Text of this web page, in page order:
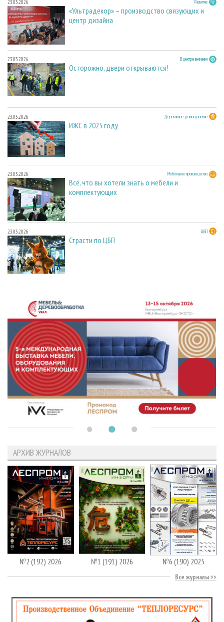
23.03.2026 Развитие
«Ультрадекор» – производство связующих и
центр дизайна
23.03.2026 В центре внимания
Осторожно, двери открываются!
23.03.2026 Деревянное домостроение
ИЖС в 2025 году
23.03.2026 Мебельное производство
Всё, что вы хотели знать о мебели и
комплектующих
23.03.2026 ЦБП
Страсти по ЦБП
АРХИВ ЖУРНАЛОВ
№2 (192) 2026 №1 (191) 2026 №6 (190) 2025
Все журналы